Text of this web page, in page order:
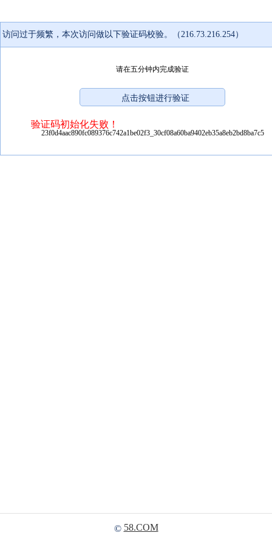
访问过于频繁，本次访问做以下验证码校验。（216.73.216.254）
请在五分钟内完成验证
验证码初始化失败！
23f0d4aac890fc089376c742a1be02f3_30cf08a60ba9402eb35a8eb2bd8ba7c5
© 58.COM